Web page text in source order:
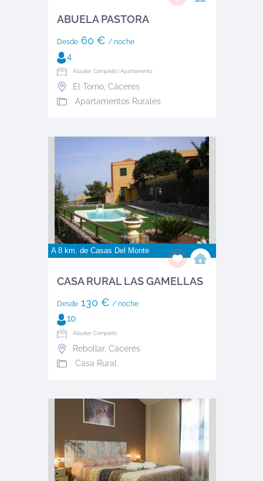
ABUELA PASTORA
Desde60 € / noche
4
Alquiler: Completo | Apartamento
El Torno, Cáceres
Apartamentos Rurales
A 8 km. de Casas Del Monte
CASA RURAL LAS GAMELLAS
Desde130 € / noche
10
Alquiler: Completo
Rebollar, Cáceres
Casa Rural